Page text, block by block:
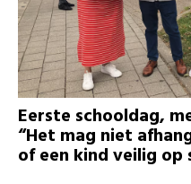
Eerste schooldag,
“Het mag niet
of een kind veilig op